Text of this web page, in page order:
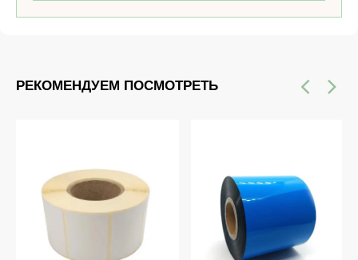
РЕКОМЕНДУЕМ ПОСМОТРЕТЬ